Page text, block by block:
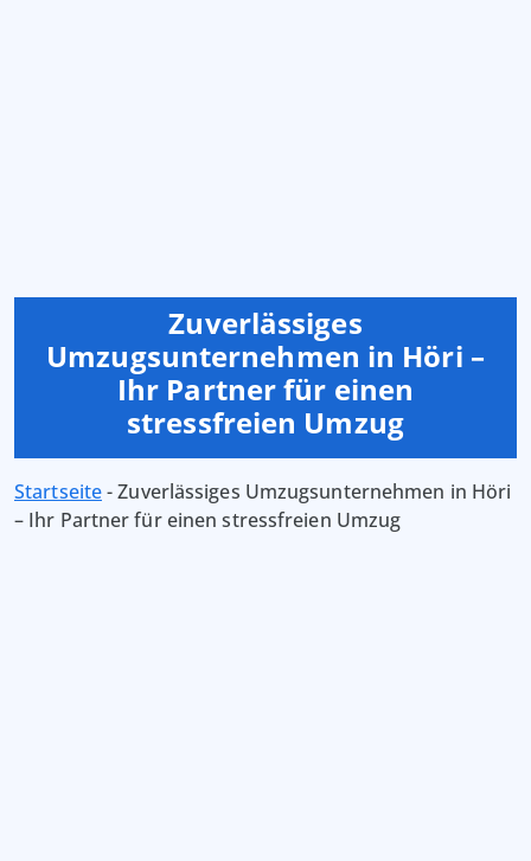
Zuverlässiges
Umzugsunternehmen in Höri –
Ihr Partner für einen
stressfreien Umzug
Startseite-Zuverlässiges Umzugsunternehmen in Höri
– Ihr Partner für einen stressfreien Umzug